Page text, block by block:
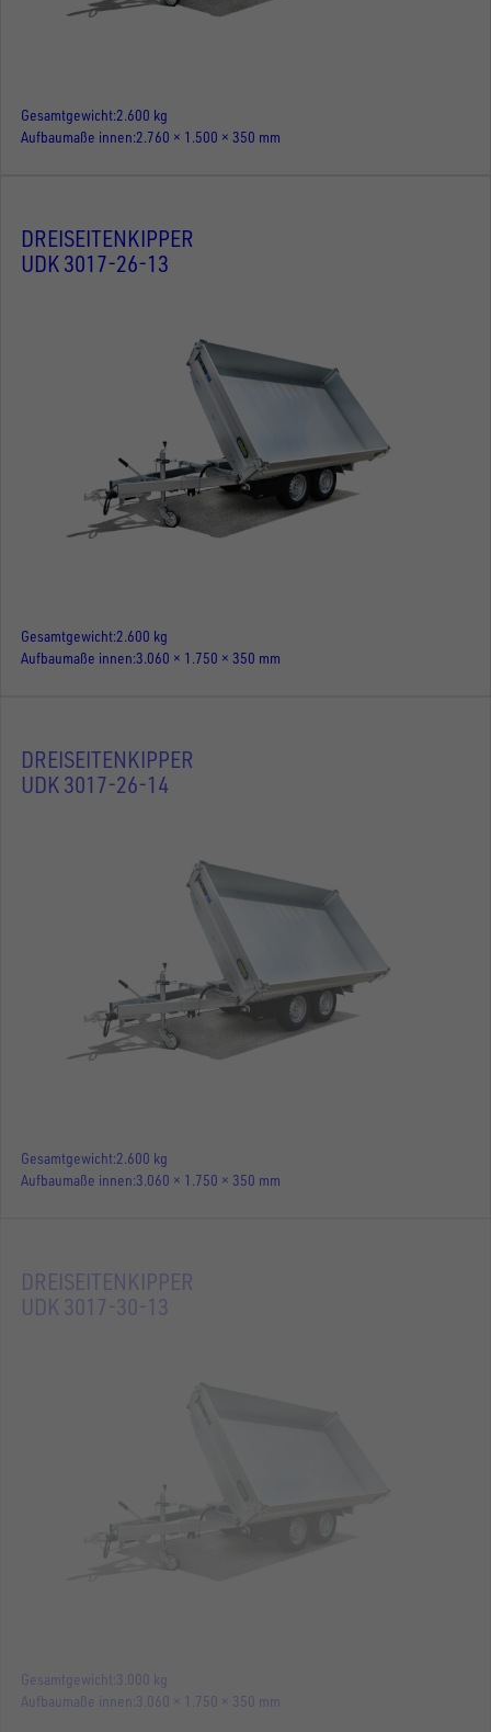
Gesamtgewicht 2.600 kg
Aufbaumaße innen 2.760 × 1.500 × 350 mm
DREISEITENKIPPER
UDK 3017-26-13
Gesamtgewicht 2.600 kg
Aufbaumaße innen 3.060 × 1.750 × 350 mm
DREISEITENKIPPER
UDK 3017-26-14
Gesamtgewicht 2.600 kg
Aufbaumaße innen 3.060 × 1.750 × 350 mm
DREISEITENKIPPER
UDK 3017-30-13
Gesamtgewicht 3.000 kg
Aufbaumaße innen 3.060 × 1.750 × 350 mm